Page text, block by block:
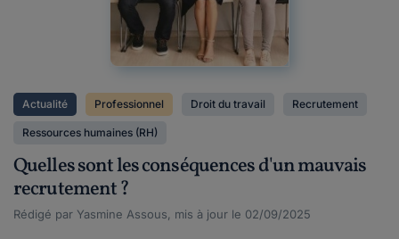
Actualité Professionnel Droit du travail Recrutement
Ressources humaines (RH)
Quelles sont les conséquences d'un mauvais
recrutement ?
Rédigé par Yasmine Assous, mis à jour le 02/09/2025